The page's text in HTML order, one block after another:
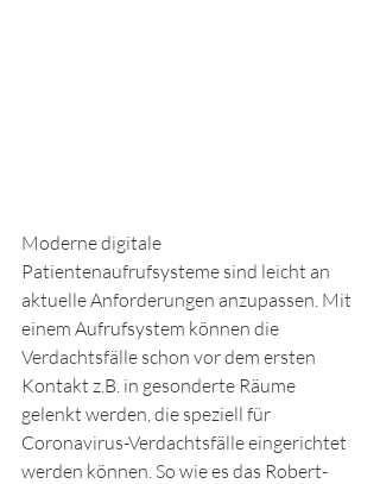
Moderne digitale
Patientenaufrufsysteme sind leicht an
aktuelle Anforderungen anzupassen. Mit
einem Aufrufsystem können die
Verdachtsfälle schon vor dem ersten
Kontakt z.B. in gesonderte Räume
gelenkt werden, die speziell für
Coronavirus-Verdachtsfälle eingerichtet
werden können. So wie es das Robert-